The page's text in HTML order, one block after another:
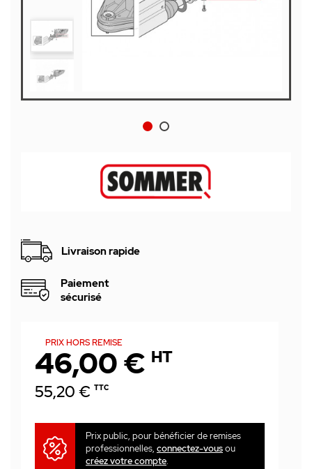
Livraison rapide
Paiement
sécurisé
PRIX HORS REMISE
46,00 € HT
55,20 € TTC
Prix public, pour bénéficier de remises
professionnelles, connectez-vousou
créez votre compte.